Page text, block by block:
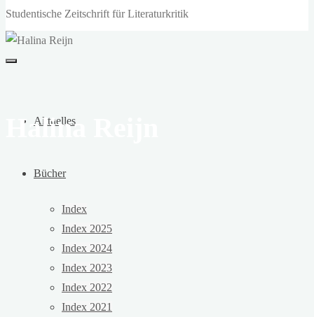
Studentische Zeitschrift für Literaturkritik
Aktuelles
Bücher
Index
Index 2025
Index 2024
Index 2023
Index 2022
Index 2021
Halina Reijn